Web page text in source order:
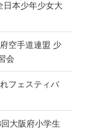
日本少年少女大
空手道連盟 少
会
フェスティバ
大阪府小学生